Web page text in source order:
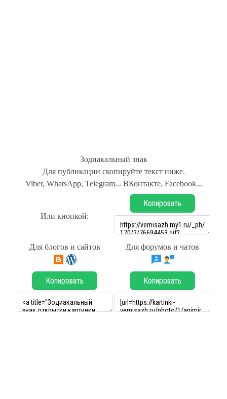
Зодиакальный знак
Для публикации скопируйте текст ниже.
Viber, WhatsApp, Telegram... ВКонтакте, Facebook...
Или кнопкой:
Копировать
Для блогов и сайтов Для форумов и чатов
Копировать Копировать